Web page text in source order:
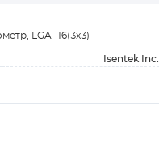
LGA-16(3x3)
Isentek Inc.